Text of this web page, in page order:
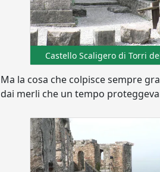
Castello Scaligero di Torri
Ma la cosa che colpisce sempre
dai merli che un tempo